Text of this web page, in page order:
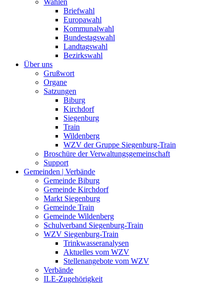
Wahlen
Briefwahl
Europawahl
Kommunalwahl
Bundestagswahl
Landtagswahl
Bezirkswahl
Über uns
Grußwort
Organe
Satzungen
Biburg
Kirchdorf
Siegenburg
Train
Wildenberg
WZV der Gruppe Siegenburg-Train
Broschüre der Verwaltungsgemeinschaft
Support
Gemeinden | Verbände
Gemeinde Biburg
Gemeinde Kirchdorf
Markt Siegenburg
Gemeinde Train
Gemeinde Wildenberg
Schulverband Siegenburg-Train
WZV Siegenburg-Train
Trinkwasseranalysen
Aktuelles vom WZV
Stellenangebote vom WZV
Verbände
ILE-Zugehörigkeit